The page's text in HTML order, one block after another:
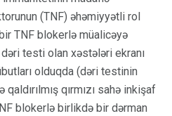
(TNF) əhəmiyyətli rol
TNF blokerlə müalicəyə
testi olan xəstələri ekranı
olduqda (dəri testinin
qırmızı sahə inkişaf
blokerlə birlikdə bir dərman